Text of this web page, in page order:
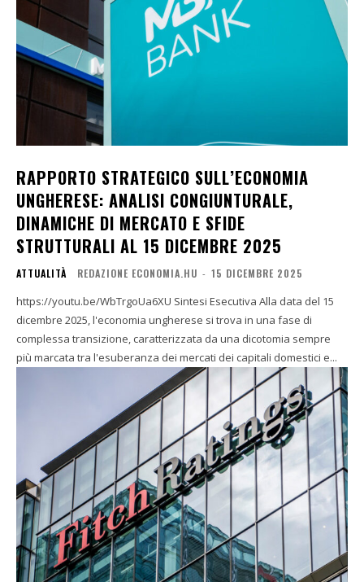
RAPPORTO STRATEGICO SULL’ECONOMIA
UNGHERESE: ANALISI CONGIUNTURALE,
DINAMICHE DI MERCATO E SFIDE
STRUTTURALI AL 15 DICEMBRE 2025
ATTUALITÀ REDAZIONE ECONOMIA.HU - 15 DICEMBRE 2025
https://youtu.be/WbTrgoUa6XU Sintesi Esecutiva Alla data del 15
dicembre 2025, l'economia ungherese si trova in una fase di
complessa transizione, caratterizzata da una dicotomia sempre
più marcata tra l'esuberanza dei mercati dei capitali domestici e...